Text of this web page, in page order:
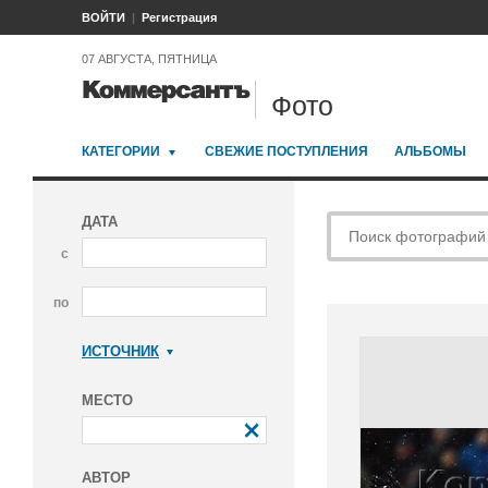
ВОЙТИ Регистрация
07 АВГУСТА, ПЯТНИЦА
Фото
КАТЕГОРИИ СВЕЖИЕ ПОСТУПЛЕНИЯ АЛЬБОМЫ
ДАТА
с
по
ИСТОЧНИК
МЕСТО
АВТОР